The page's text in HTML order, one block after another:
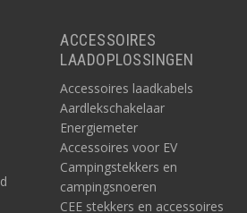
ACCESSOIRES
LAADOPLOSSINGEN
Accessoires laadkabels
Aardlekschakelaar
Energiemeter
Accessoires voor EV
Campingstekkers en
campingsnoeren
CEE stekkers en accessoires